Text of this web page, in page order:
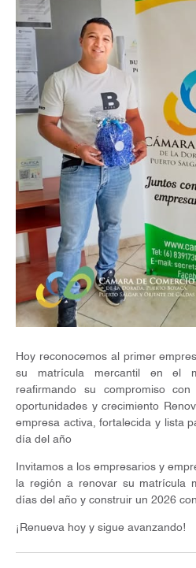
Hoy reconocemos al primer
su matrícula mercantil en el
reafirmando su compromiso
oportunidades y crecimiento
empresa activa, fortalecida y lista
día del año
Invitamos a los empresarios y
la región a renovar su matrícula
días del año y construir un 2026
¡Renueva hoy y sigue avanzando!